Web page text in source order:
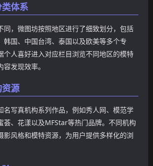
网站不仅包含传统模特写
真，还涉及Cosplay、网红写
资源，形成较为完整的写真
资源库。
体系
同，微图坊按照地区进行了细致划分，包括
韩国、中国台湾、泰国以及欧美等多个专
个人喜好进入对应栏目浏览不同地区的模特
发现效率。
源
名写真机构系列作品，例如秀人网、模范学
荟、花漾以及MFStar等热门品牌。不同机构
影风格和模特资源，为用户提供多样化的浏